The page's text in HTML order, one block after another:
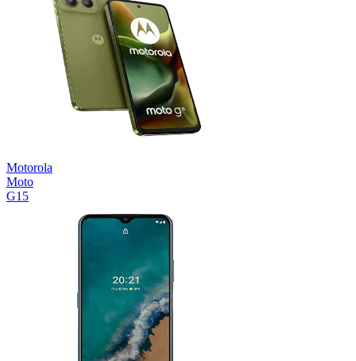
Motorola
Moto
G15